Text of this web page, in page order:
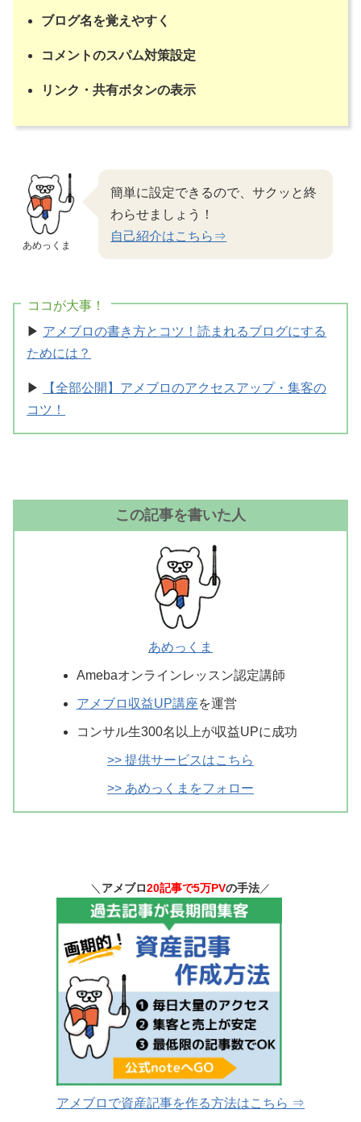
ブログ名を覚えやすく
コメントのスパム対策設定
リンク・共有ボタンの表示
あめっくま
簡単に設定できるので、サクッと終
わらせましょう！
自己紹介はこちら⇒
ココが大事！
▶ アメブロの書き方とコツ！読まれるブログにする
ためには？
▶
【全部公開】アメブロのアクセスアップ・集客の
コツ！
この記事を書いた人
あめっくま
Amebaオンラインレッスン認定講師
アメブロ収益UP講座を運営
コンサル生300名以上が収益UPに成功
>> 提供サービスはこちら
>> あめっくまをフォロー
＼ アメブロ20記事で5万PVの手法／
アメブロで資産記事を作る方法はこちら ⇒